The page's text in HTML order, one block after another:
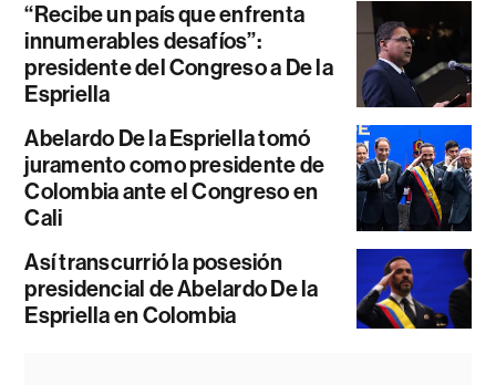
“Recibe un país que enfrenta
innumerables desafíos”:
presidente del Congreso a De la
Espriella
Abelardo De la Espriella tomó
juramento como presidente de
Colombia ante el Congreso en
Cali
Así transcurrió la posesión
presidencial de Abelardo De la
Espriella en Colombia